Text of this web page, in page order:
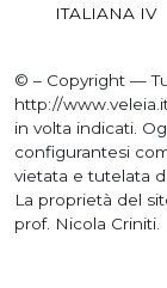
ITALIANA IV
© – Copyright —
http://
in volta indicati.
configurantesi
vietata e tutelata
La proprietà del
prof. Nicola Criniti.